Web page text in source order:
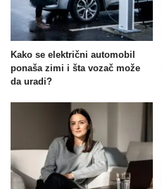
Kako se električni automobil
ponaša zimi i šta vozač može
da uradi?